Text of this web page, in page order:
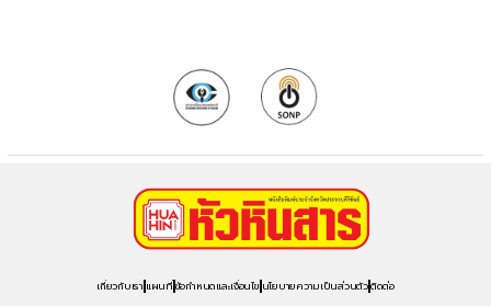
เกี่ยวกับเรา แผนที่ ข้อกำหนดและเงื่อนไข นโยบายความเป็นส่วนตัวติดต่อ